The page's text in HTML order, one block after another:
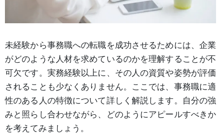
未経験から事務職への転職を成功させるためには、企業
がどのような人材を求めているのかを理解することが不
可欠です。実務経験以上に、その人の資質や姿勢が評価
されることも少なくありません。ここでは、事務職に適
性のある人の特徴について詳しく解説します。自分の強
みと照らし合わせながら、どのようにアピールすべきか
を考えてみましょう。